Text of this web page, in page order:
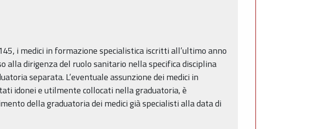
i medici in formazione specialistica iscritti all’ultimo anno
alla dirigenza del ruolo sanitario nella specifica disciplina
separata. L’eventuale assunzione dei medici in
idonei e utilmente collocati nella graduatoria, è
della graduatoria dei medici già specialisti alla data di